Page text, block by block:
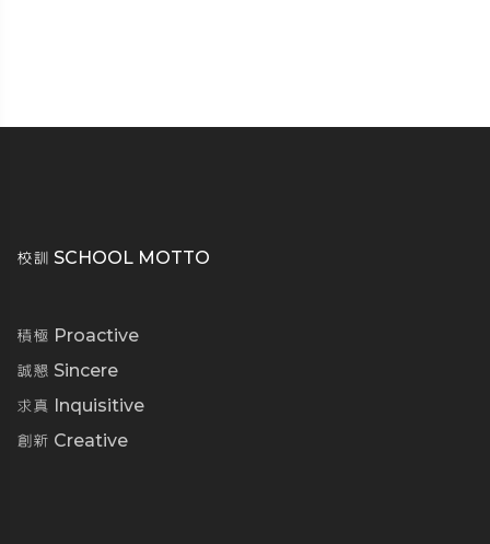
校訓 SCHOOL MOTTO
積極 Proactive
誠懇 Sincere
求真 Inquisitive
創新 Creative